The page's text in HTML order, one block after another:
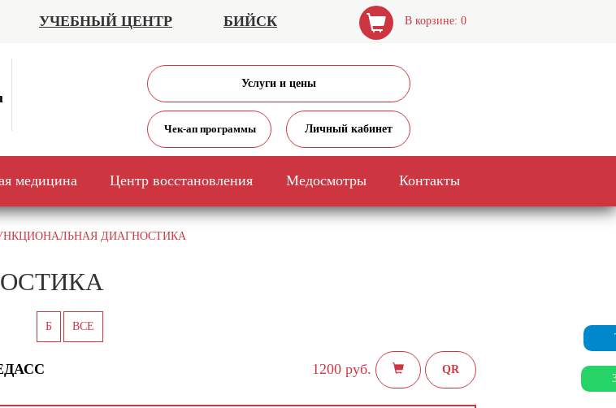
УЧЕБНЫЙ ЦЕНТР БИЙСК В корзине: 0
Услуги и цены
Чек-ап программы Личный кабинет
медицина Центр восстановления Медосмотры Контакты
ДИАГНОСТИКА
Б ВСЕ
1200 руб. QR